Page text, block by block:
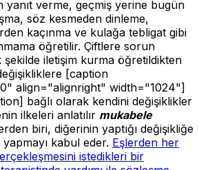
yanıt verme, geçmiş yerine bugün
söz kesmeden dinleme,
kaçınma ve kulağa tebligat gibi
öğretilir. Çiftlere sorun
iletişim kurma öğretildikten
[caption
align="alignright" width="1024"]
bağlı olarak kendini değişiklikler
ilkeleri anlatılır mukabele
biri, diğerinin yaptığı değişikliğe
yapmayı kabul eder. Eşlerden her
istedikleri bir